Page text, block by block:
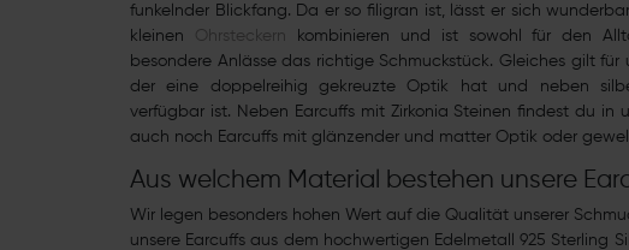
funkelnder Blickfang. Da er so filigran ist, lässt er sich
kleinen
Ohrsteckern kombinieren und ist sowohl für den
besondere Anlässe das richtige Schmuckstück. Gleiches gilt für
der eine doppelreihig gekreuzte Optik hat und neben
verfügbar ist. Neben Earcuffs mit Zirkonia Steinen findest du in
auch noch Earcuffs mit glänzender und matter Optik oder
Aus welchem Material bestehen unsere
Wir legen besonders hohen Wert auf die Qualität unserer
unsere Earcuffs aus dem hochwertigen Edelmetall 925 Sterling